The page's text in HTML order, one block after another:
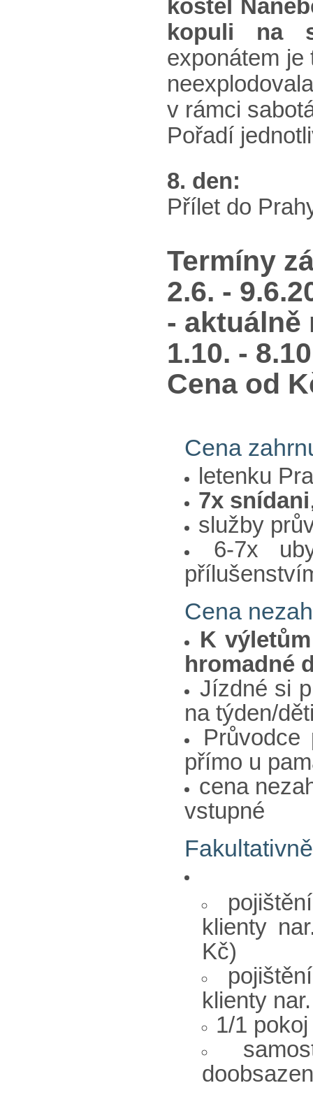
kostel
kopuli na
exponátem je
v rámci
Pořadí
8. den:
Přílet do
Termíny
2.6. -
- aktuálně
1.10. -
Cena od
Cena
letenku
7x snídani
služby
6-7x
Cena
K
hromadné
Jízdné si
na týden/
přímo u
cena
vstupné
klienty
Kč)
klienty
1/1